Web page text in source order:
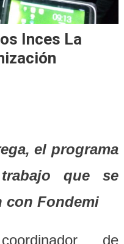
Inces La
el programa
que se
con Fondemi
de